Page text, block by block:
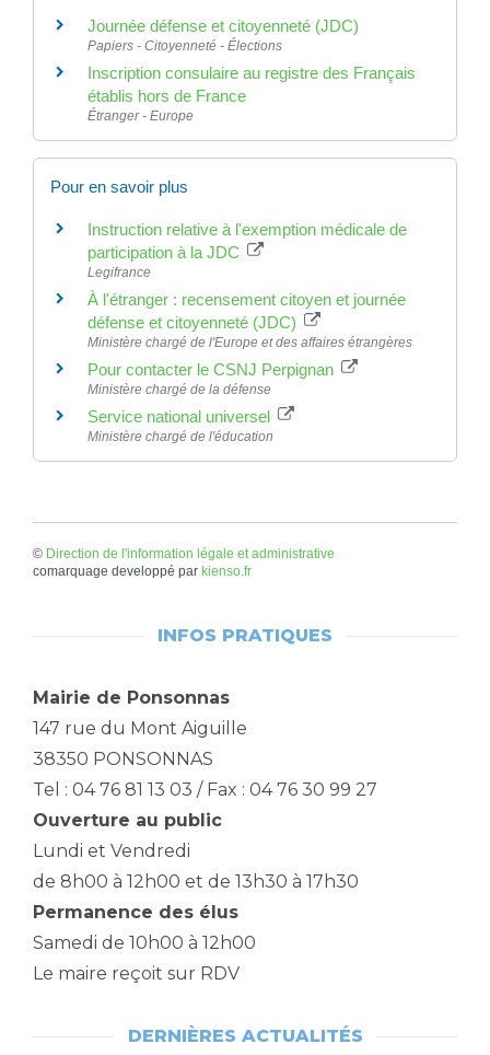
Journée défense et citoyenneté (JDC)
Papiers - Citoyenneté - Élections
Inscription consulaire au registre des Français
établis hors de France
Étranger - Europe
Pour en savoir plus
Instruction relative à l'exemption médicale de
participation à la JDC
Legifrance
À l'étranger : recensement citoyen et journée
défense et citoyenneté (JDC)
Ministère chargé de l'Europe et des affaires étrangères
Pour contacter le CSNJ Perpignan
Ministère chargé de la défense
Service national universel
Ministère chargé de l'éducation
© Direction de l'information légale et administrative
comarquage developpé par kienso.fr
INFOS PRATIQUES
Mairie de Ponsonnas
147 rue du Mont Aiguille
38350 PONSONNAS
Tel : 04 76 81 13 03 / Fax : 04 76 30 99 27
Ouverture au public
Lundi et Vendredi
de 8h00 à 12h00 et de 13h30 à 17h30
Permanence des élus
Samedi de 10h00 à 12h00
Le maire reçoit sur RDV
DERNIÈRES ACTUALITÉS